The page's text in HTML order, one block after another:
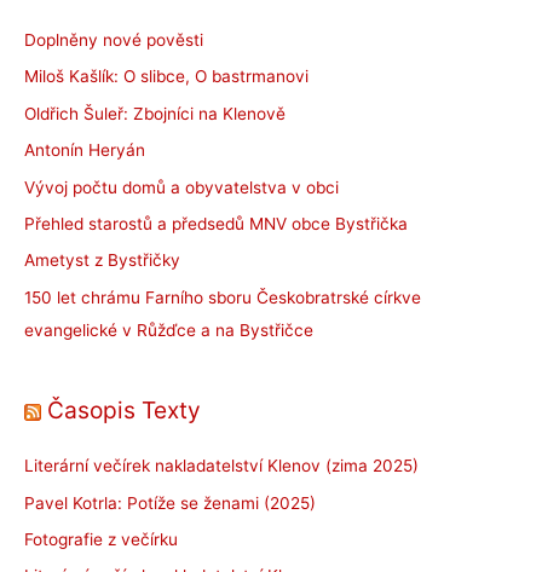
Doplněny nové pověsti
Miloš Kašlík: O slibce, O bastrmanovi
Oldřich Šuleř: Zbojníci na Klenově
Antonín Heryán
Vývoj počtu domů a obyvatelstva v obci
Přehled starostů a předsedů MNV obce Bystřička
Ametyst z Bystřičky
150 let chrámu Farního sboru Českobratrské církve
evangelické v Růžďce a na Bystřičce
Časopis Texty
Literární večírek nakladatelství Klenov (zima 2025)
Pavel Kotrla: Potíže se ženami (2025)
Fotografie z večírku